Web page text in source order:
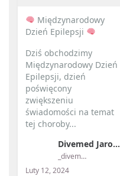
Międzynarodowy
Dzień Epilepsji
Dziś obchodzimy
Międzynarodowy Dzień
Epilepsji, dzień
poświęcony
zwiększeniu
świadomości na temat
tej choroby...
Divemed Jarosław Przybylski
_divemed_
Luty 12, 2024